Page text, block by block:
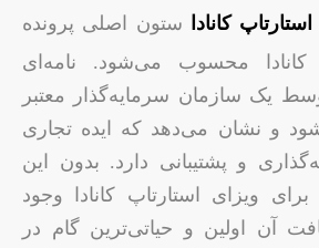
کانادا
ستون اصلی پرونده
کانادا محسوب می‌شود. نامه‌ای
یک سازمان سرمایه‌گذار معتبر
و نشان می‌دهد که ایده تجاری
و پشتیبانی دارد. بدون این
برای ویزای استارتاپ کانادا وجود
آن اولین و حیاتی‌ترین گام در